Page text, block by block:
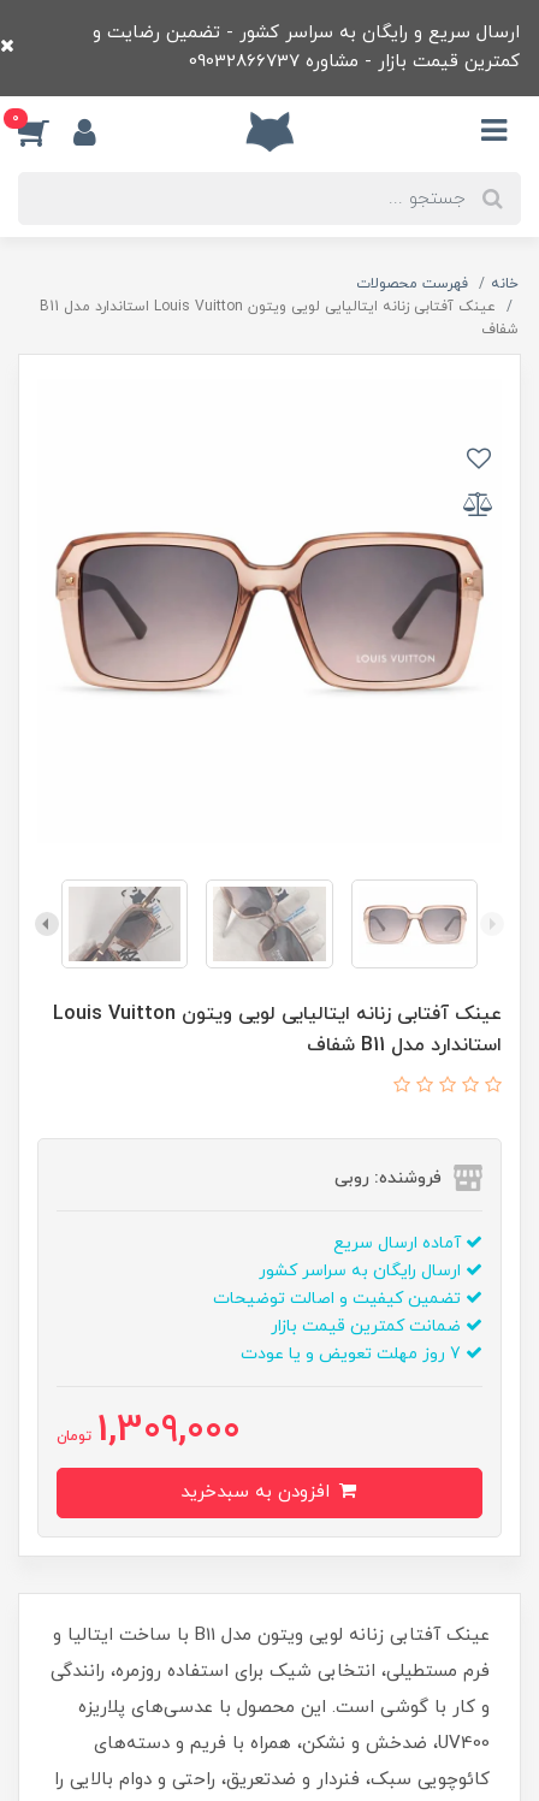
ارسال سریع و رایگان به سراسر کشور - تضمین رضایت و
کمترین قیمت بازار - مشاوره 09032866737
0
خانه
فهرست محصولات
عينک آفتابی زنانه ايتاليايی لويی ويتون Louis Vuitton استاندارد مدل B11
شفاف
عينک آفتابی زنانه ايتاليايی لويی ويتون Louis Vuitton
استاندارد مدل B11 شفاف
فروشنده: روبی
آماده ارسال سریع
ارسال رایگان به سراسر کشور
تضمین کیفیت و اصالت توضیحات
ضمانت کمترین قیمت بازار
1,309,000 تومان
عینک آفتابی زنانه لویی ویتون مدل B11 با ساخت ایتالیا و
فرم مستطیلی، انتخابی شیک برای استفاده روزمره، رانندگی
و کار با گوشی است. این محصول با عدسی‌های پلاریزه
UV400، ضدخش و نشکن، همراه با فریم و دسته‌های
کائوچویی سبک، فنردار و ضدتعریق، راحتی و دوام بالایی را